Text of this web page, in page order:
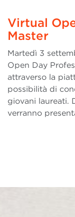
Virtual
Master
Martedì 3
Open Day
attraverso la
possibilità di
giovani laureati.
verranno